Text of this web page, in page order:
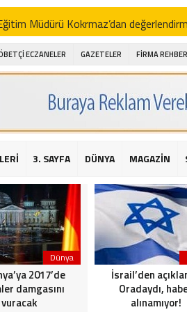
Müdürü Kokrmaz’dan
Alibeyoğlu, Aile Destek
ıhlamur piyasalarda
şehitleri için bayraklı kayak
için yardım kermesi
2016 yılı değerlendirmesi
Sarıyer Çayırbaşı Cezayirli
Bahçeli’den Reina’ya düzenlenen terör
ECZANELER GAZETELER FİRMA
3. SAYFA DÜNYA MAGAZİN
Dünya
2017’de
damgasını
vuracak
İsrail’den
Oradaydı,
alınamıyor!